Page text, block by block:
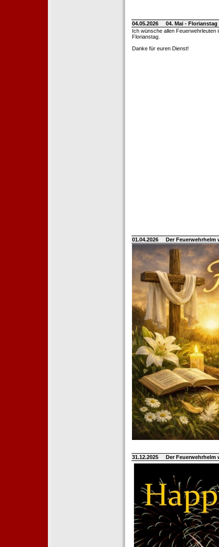
04.05.2026
04. Mai -
Ich wünsche allen Feuerwehrleuten
Florianstag.
Danke für euren Dienst!
01.04.2026 Der
31.12.2025 Der